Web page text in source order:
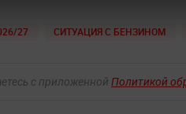
27 СИТУАЦИЯ С БЕНЗИНОМ
с приложенной Политикой